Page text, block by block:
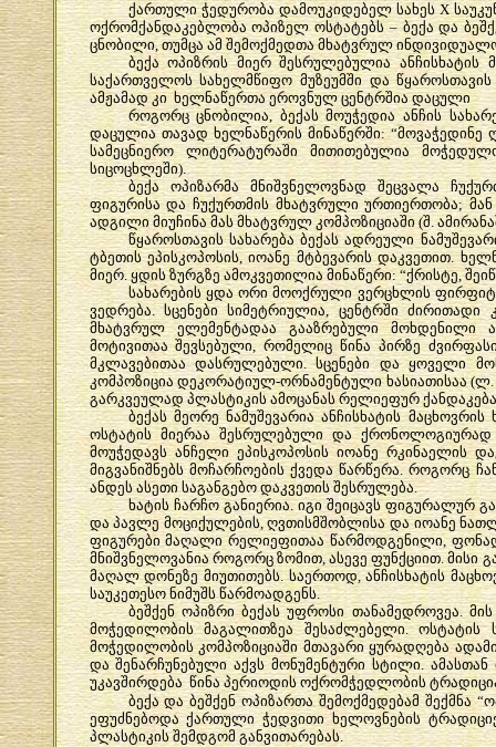
ქართული ჭედურობა დამოუკიდებელ სახესX
ოქრომქანდაკებლობა ოპიზელ ოსტატებს–ბექა და
ცნობილი,თუმცა ამ შემოქმედთა მხატვრულ
ბექა ოპიზრის მიერ შესრულებულია ანჩისხატის
საქართველოს სახელმწიფო მუზეუმში და წყაროსთავის
ამჟამად კი ხელნაწერთა ეროვნულ ცენტრშია დაცული
როგორც ცნობილია,ბექას მოუჭედია ანჩის
დაცულია თავად ხელნაწერის მინაწერში: “მოვაჭედინე
სამეცნიერო
ლიტერატურაში მითითებულია
სიცოცხლეში).
ბექა
ოპიზარმა მნიშვნელოვნად შეცვალა
ფიგურისა და ჩუქურთმის მხატვრული ურთიერთობა; მან
ადგილი მიუჩინა მას მხატვრულ კომპოზიციაში(შ.
წყაროსთავის სახარება ბექას ადრეული
ტბეთის ეპისკოპოსის,იოანე მტბევარის დაკვეთით.
მიერ.ყდის ზურგზე ამოკვეთილია მინაწერი: “ქრისტე,
სახარების ყდა ორი მოოქრული ვერცხლის
ვედრება.სცენები სიმეტრიულია,ცენტრში ძირითადი
მხატვრულ
ელემენტადაა გააზრებული მოხდენილი
მოტივითაა შევსებული,რომელიც წინა პირზე
მკლავებითაა დასრულებული.სცენები და ყოველი
კომპოზიცია დეკორატიულ-ორნამენტული ხასიათისაა(ლ
გარკვეულად პლასტიკის ამოცანას რელიეფურ
ბექას მეორე ნამუშევარია ანჩისხატის მაცხოვრის
ოსტატის მიერაა შესრულებული და ქრონოლოგიურად
მოუჭედავს ანჩელი ეპისკოპოსის იოანე რკინაელის
მიგვანიშნებს მოჩარჩოების ქვედა წარწერა.როგორც
ანდეს ასეთი საგანგებო დაკვეთის შესრულება.
ხატის ჩარჩო განიერია.იგი შეიცავს ფიგურალურ
და პავლე მოციქულების,ღვთისმშობლისა და იოანე
ფიგურები მაღალი რელიეფითაა წარმოდგენილი,
მნიშვნელოვანია როგორც ზომით,ასევე ფუნქციით.მისი
მაღალ დონეზე მიუთითებს.საერთოდ,ანჩისხატის
საუკეთესო ნიმუშს წარმოადგენს.
ბეშქენ ოპიზრი ბექას უფროსი თანამედროვეა. მის
მოჭედილობის
მაგალითზეა შესაძლებელი.ოსტატის
მოჭედილობის კომპოზიციაში მთავარი ყურადღება
და შენარჩუნებული აქვს მონუმენტური სტილი.ამასთან
უკავშირდება წინა პერიოდის ოქრომჭედლობის
ბექა და ბეშქენ ოპიზართა შემოქმედებამ შექმნა “
ეფუძნებოდა ქართული ჭედვითი ხელოვნების
პლასტიკის შემდგომ განვითარებას.